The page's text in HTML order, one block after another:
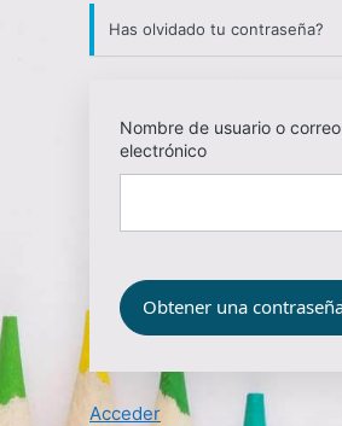
Has olvidado tu contraseña?
Nombre de usuario o correo
electrónico
Acceder